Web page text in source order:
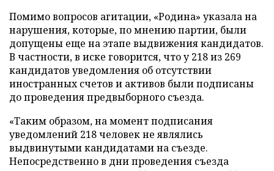
Помимо вопросов агитации, «Родина» указала на
нарушения, которые, по мнению партии, были
допущены еще на этапе выдвижения кандидатов.
В частности, в иске говорится, что у 218 из 269
кандидатов уведомления об отсутствии
иностранных счетов и активов были подписаны
до проведения предвыборного съезда.
«Таким образом, на момент подписания
уведомлений 218 человек не являлись
выдвинутыми кандидатами на съезде.
Непосредственно в дни проведения съезда